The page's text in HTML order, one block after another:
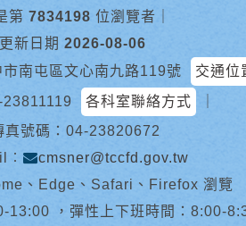
第 7834198 位瀏覽者
更新日期 2026-08-06
南屯區文心南九路119號
交通位
各科室聯絡方式
真號碼：04-23820672
cmsner@tccfd.gov.tw
、Edge、Safari、Firefox 瀏覽
13:00 ，彈性上下班時間：8:00-